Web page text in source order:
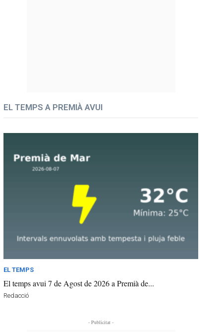
EL TEMPS A PREMIÀ AVUI
EL TEMPS
El temps avui 7 de Agost de 2026 a Premià de...
Redacció
- Publicitat -